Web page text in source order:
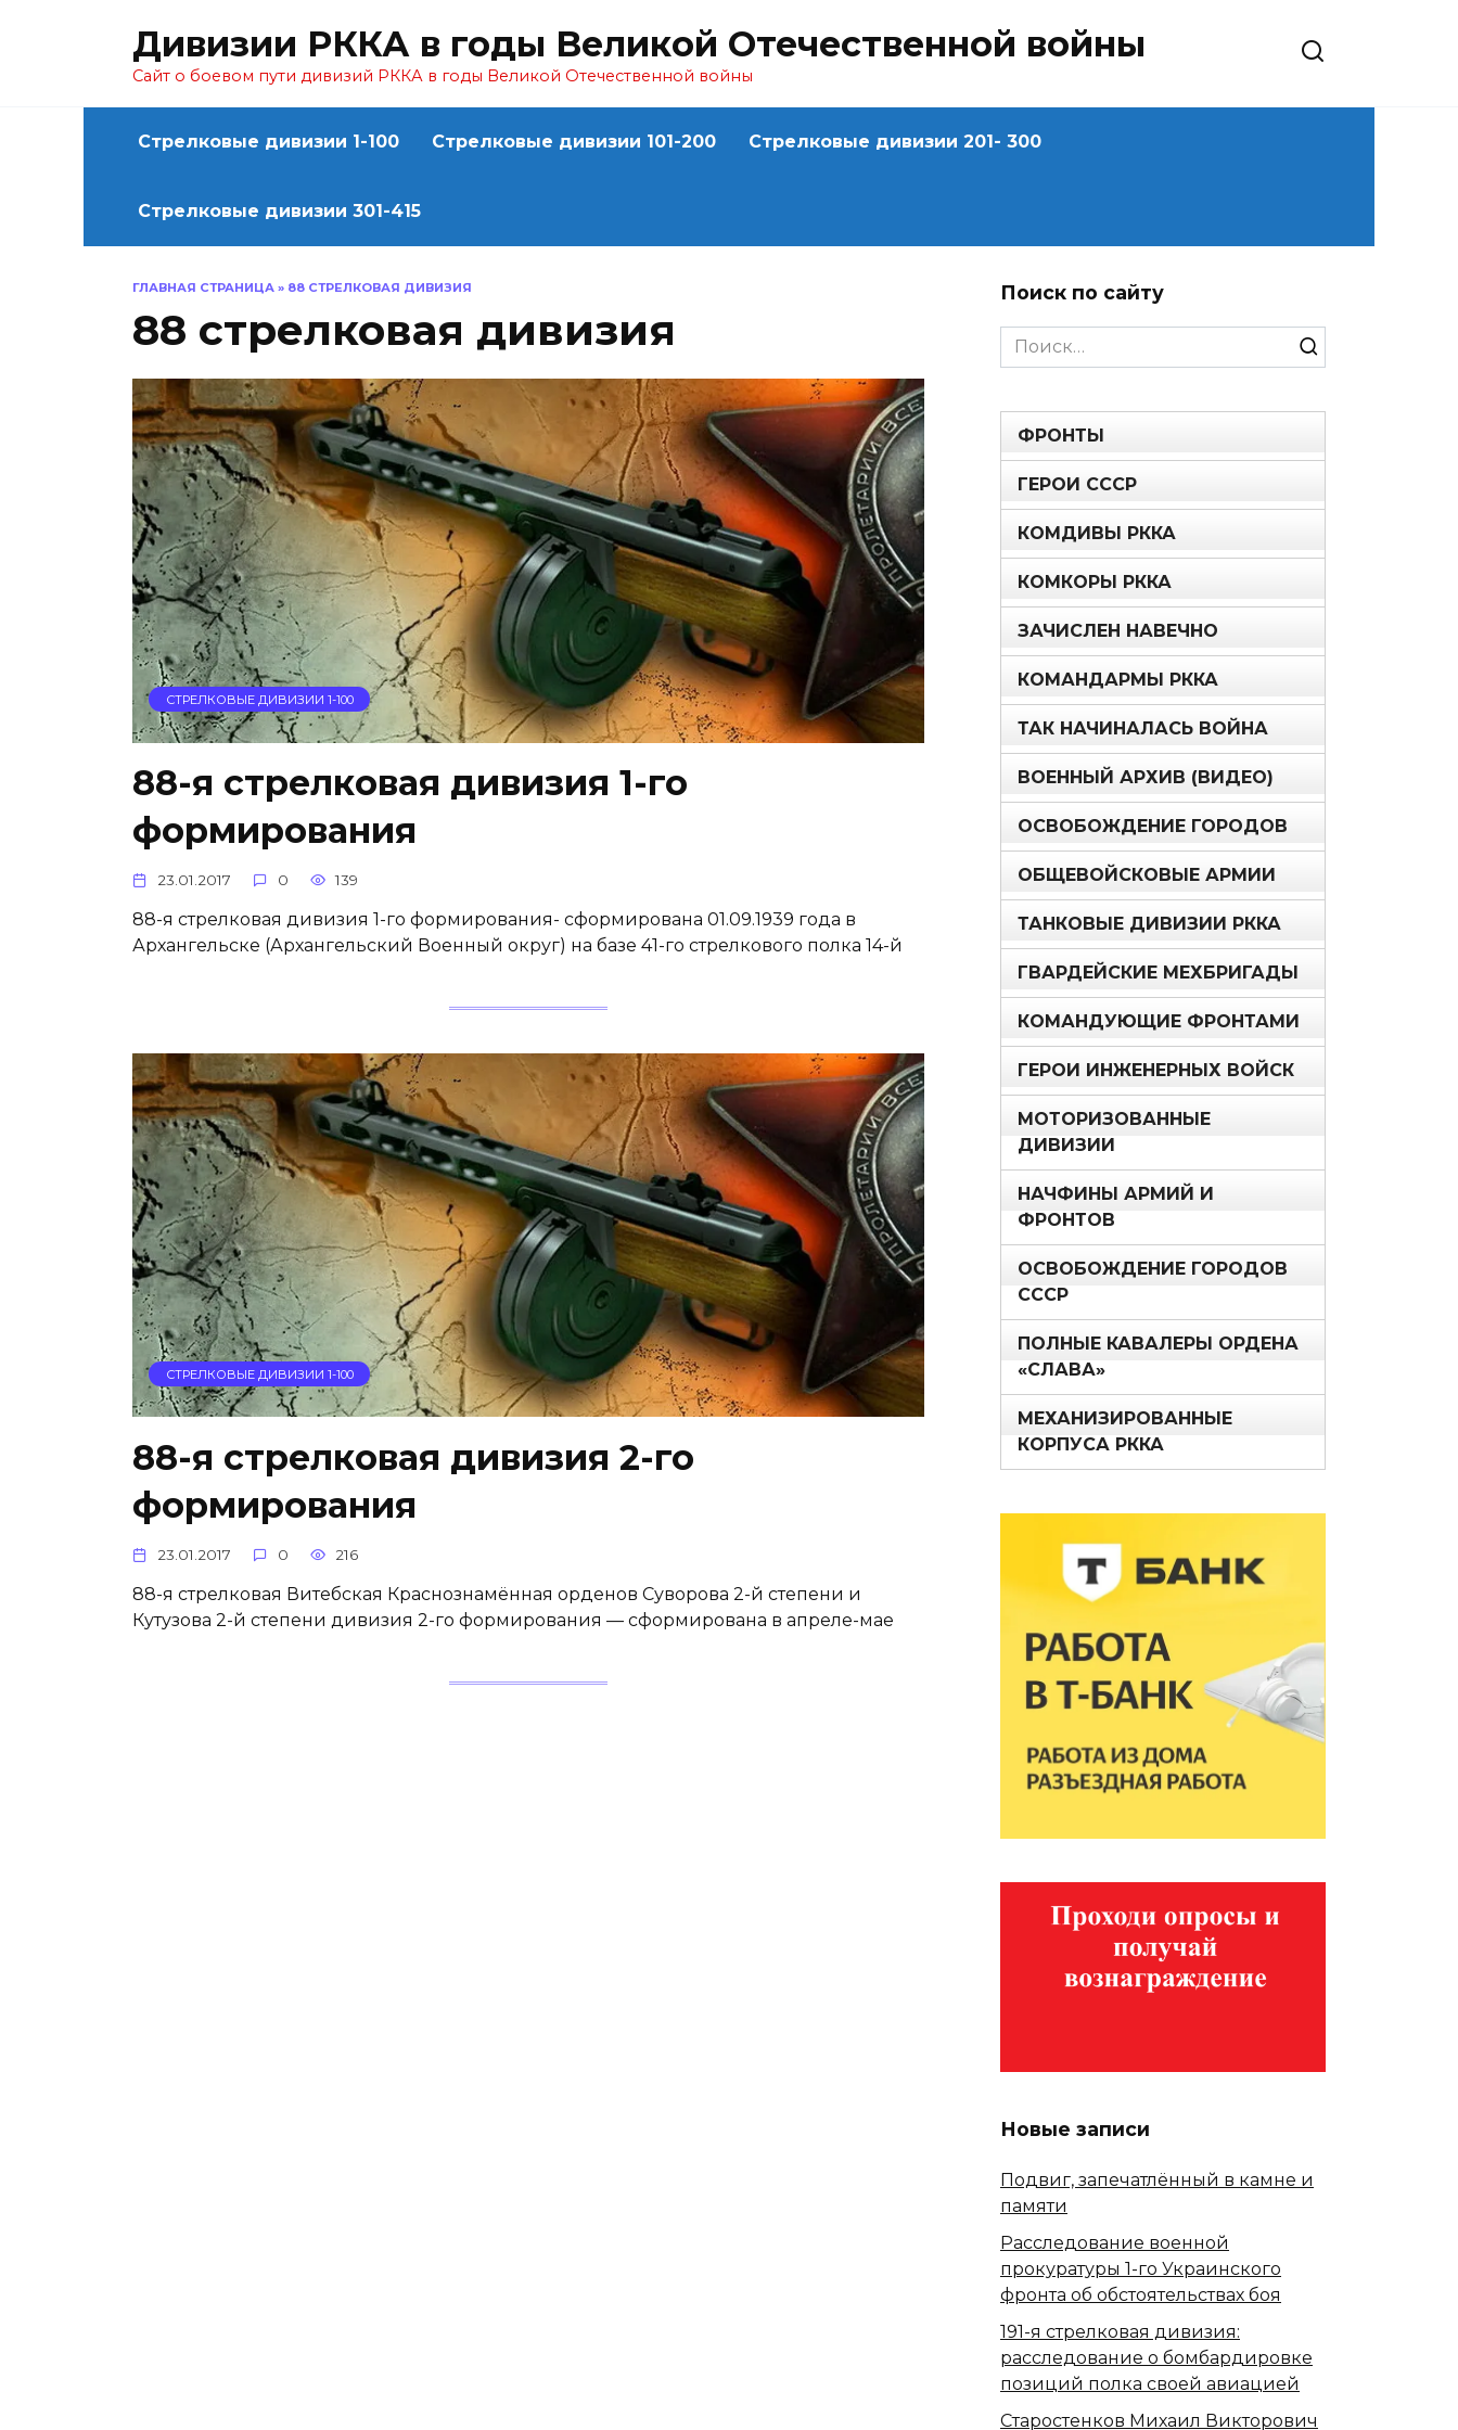
Дивизии РККА в годы Великой Отечественной войны
Сайт о боевом пути дивизий РККА в годы Великой Отечественной войны
Стрелковые дивизии 1-100 Стрелковые дивизии 101-200 Стрелковые дивизии 201- 300
Стрелковые дивизии 301-415
ГЛАВНАЯ СТРАНИЦА » 88 СТРЕЛКОВАЯ ДИВИЗИЯ
88 стрелковая дивизия
СТРЕЛКОВЫЕ ДИВИЗИИ 1-100
88-я стрелковая дивизия 1-го
формирования
23.01.2017 0 139
88-я стрелковая дивизия 1-го формирования- сформирована 01.09.1939 года в
Архангельске (Архангельский Военный округ) на базе 41-го стрелкового полка 14-й
СТРЕЛКОВЫЕ ДИВИЗИИ 1-100
88-я стрелковая дивизия 2-го
формирования
23.01.2017 0 216
88-я стрелковая Витебская Краснознамённая орденов Суворова 2-й степени и
Кутузова 2-й степени дивизия 2-го формирования — сформирована в апреле-мае
Поиск по сайту
Search
for:
ФРОНТЫ
ГЕРОИ СССР
КОМДИВЫ РККА
КОМКОРЫ РККА
ЗАЧИСЛЕН НАВЕЧНО
КОМАНДАРМЫ РККА
ТАК НАЧИНАЛАСЬ ВОЙНА
ВОЕННЫЙ АРХИВ (ВИДЕО)
ОСВОБОЖДЕНИЕ ГОРОДОВ
ОБЩЕВОЙСКОВЫЕ АРМИИ
ТАНКОВЫЕ ДИВИЗИИ РККА
ГВАРДЕЙСКИЕ МЕХБРИГАДЫ
КОМАНДУЮЩИЕ ФРОНТАМИ
ГЕРОИ ИНЖЕНЕРНЫХ ВОЙСК
МОТОРИЗОВАННЫЕ
ДИВИЗИИ
НАЧФИНЫ АРМИЙ И
ФРОНТОВ
ОСВОБОЖДЕНИЕ ГОРОДОВ
СССР
ПОЛНЫЕ КАВАЛЕРЫ ОРДЕНА
«СЛАВА»
МЕХАНИЗИРОВАННЫЕ
КОРПУСА РККА
Новые записи
Подвиг, запечатлённый в камне и
памяти
Расследование военной
прокуратуры 1-го Украинского
фронта об обстоятельствах боя
191-я стрелковая дивизия:
расследование о бомбардировке
позиций полка своей авиацией
Старостенков Михаил Викторович